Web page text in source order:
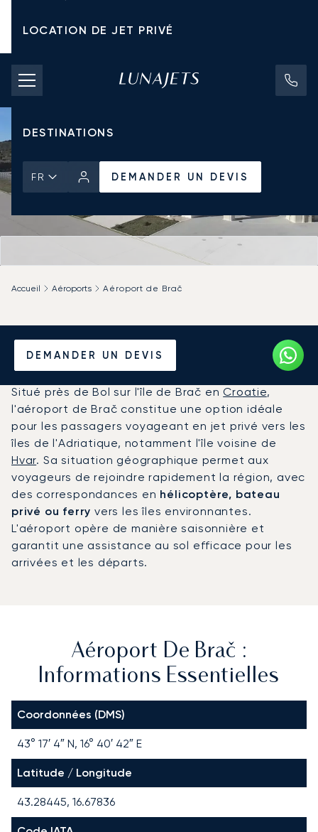
LOCATION DE JET PRIVÉ
TARIFS D'AFFRÈTEMENT
JETS PRIVÉS
DESTINATIONS
FR DEMANDER UN DEVIS
DEMANDER UN DEVIS
Accueil Aéroports Aéroport de Brač
Louer un Jet Privé de/vers
l'Aéroport de Brač
Situé près de Bol sur l'île de Brač enCroatie,
l'aéroport de Brač constitue une option idéale
pour les passagers voyageant en jet privé vers les
îles de l'Adriatique, notamment l'île voisine de
Hvar. Sa situation géographique permet aux
voyageurs de rejoindre rapidement la région, avec
des correspondances en hélicoptère, bateau
privé ou ferry vers les îles environnantes.
L'aéroport opère de manière saisonnière et
garantit une assistance au sol efficace pour les
arrivées et les départs.
Aéroport De Brač :
Informations Essentielles
Coordonnées (DMS)
43° 17′ 4″ N, 16° 40′ 42″ E
Latitude / Longitude
43.28445, 16.67836